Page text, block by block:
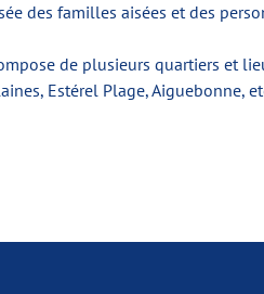
des familles aisées et des
de plusieurs quartiers et
Estérel Plage, Aiguebonne,